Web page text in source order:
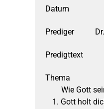
Wie Gott
1. Gott holt